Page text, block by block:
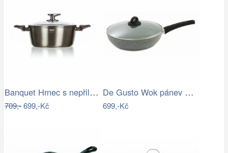
Banquet Hrnec s nepřilnavým povrchem …
709,-699,-Kč
De Gusto Wok pánev STONITE 30 cm s…
699,-Kč